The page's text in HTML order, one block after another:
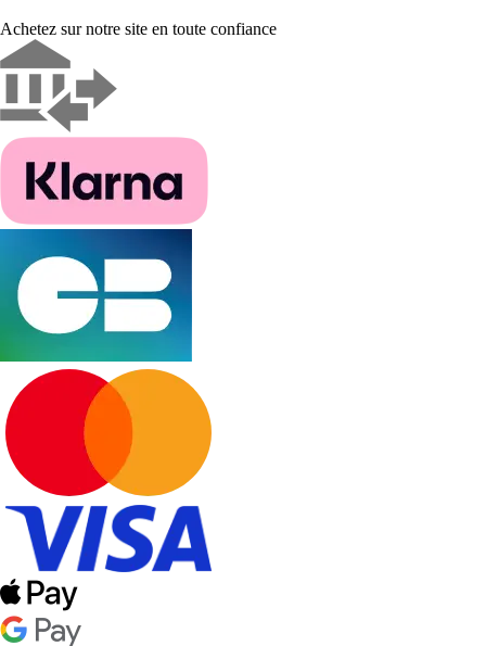
Achetez sur notre site en toute confiance